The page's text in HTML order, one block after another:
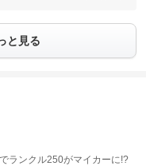
と見る
ランクル250がマイカーに!?